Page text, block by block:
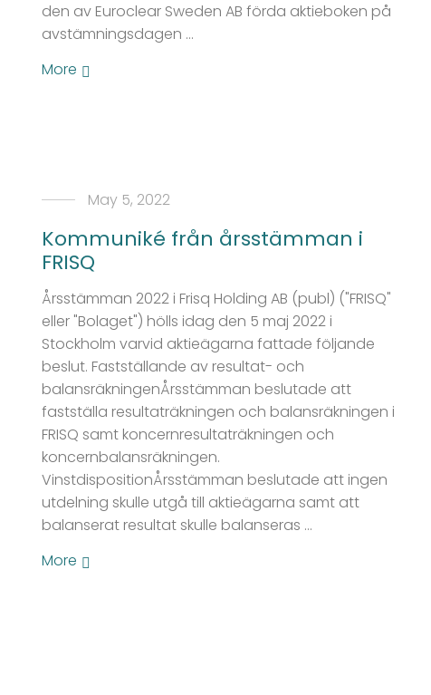
den av Euroclear Sweden AB förda aktieboken på
avstämningsdagen …
More
May 5, 2022
Kommuniké från årsstämman i
FRISQ
Årsstämman 2022 i Frisq Holding AB (publ) ("FRISQ"
eller "Bolaget") hölls idag den 5 maj 2022 i
Stockholm varvid aktieägarna fattade följande
beslut. Fastställande av resultat- och
balansräkningenÅrsstämman beslutade att
fastställa resultaträkningen och balansräkningen i
FRISQ samt koncernresultaträkningen och
koncernbalansräkningen.
VinstdispositionÅrsstämman beslutade att ingen
utdelning skulle utgå till aktieägarna samt att
balanserat resultat skulle balanseras …
More